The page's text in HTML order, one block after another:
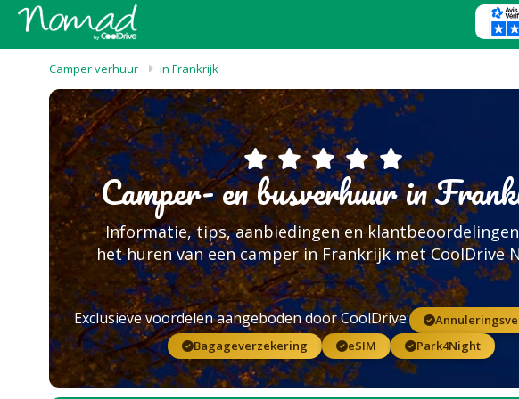
Camper verhuur in Frankrijk
Camper- en busverhuur in
Informatie, tips, aanbiedingen en
het huren van een camper in Frankrijk met CoolDrive
Exclusieve voordelen aangeboden door CoolDrive:
Bagageverzekering
eSIM Park4Night